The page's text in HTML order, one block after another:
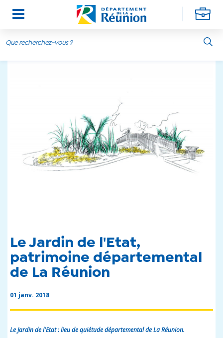
Le Jardin de l'Etat,
patrimoine départemental
de La Réunion
01 janv. 2018
Le Jardin de l'Etat : lieu de quiétude départemental de La Réunion.